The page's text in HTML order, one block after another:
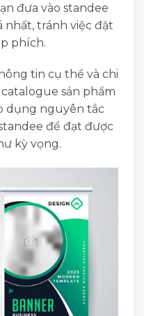
đưa vào standee
nhất, tránh việc đặt
phích.
tin cụ thể và chi
sản phẩm
dụng nguyên tắc
để đạt được
kỳ vọng.